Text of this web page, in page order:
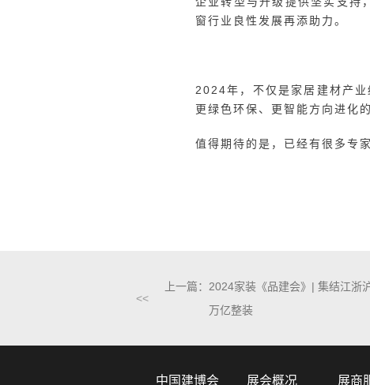
此次论坛的第二个话题聚焦“
绍了好博窗控在智能化产品方
在低碳及智能方面的成绩，并
有ECO80系列平开窗重磅发布
当前，国内门窗行业在生产制